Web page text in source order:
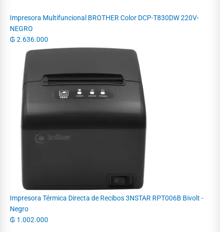
Impresora Multifuncional BROTHER Color DCP-T830DW 220V-
NEGRO
₲ 2.636.000
Impresora Térmica Directa de Recibos 3NSTAR RPT006B Bivolt -
Negro
₲ 1.002.000